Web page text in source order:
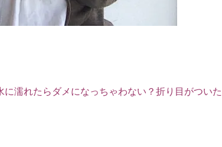
に濡れたらダメになっちゃわない？折り目がついた